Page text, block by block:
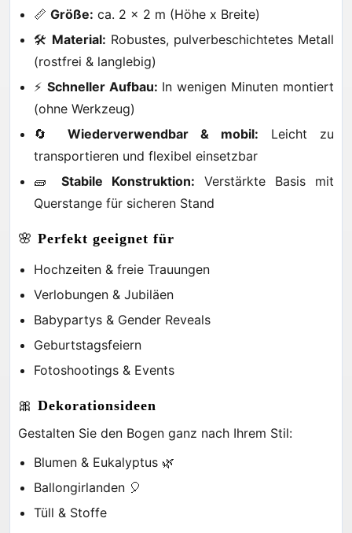
📏 Größe: ca. 2 x 2 m (Höhe x Breite)
🛠️ Material: Robustes, pulverbeschichtetes Metall
(rostfrei & langlebig)
⚡ Schneller Aufbau: In wenigen Minuten montiert
(ohne Werkzeug)
🔄 Wiederverwendbar & mobil: Leicht zu
transportieren und flexibel einsetzbar
🧱 Stabile Konstruktion: Verstärkte Basis mit
Querstange für sicheren Stand
🌸 Perfekt geeignet für
Hochzeiten & freie Trauungen
Verlobungen & Jubiläen
Babypartys & Gender Reveals
Geburtstagsfeiern
Fotoshootings & Events
🎀 Dekorationsideen
Gestalten Sie den Bogen ganz nach Ihrem Stil:
Blumen & Eukalyptus 🌿
Ballongirlanden 🎈
Tüll & Stoffe